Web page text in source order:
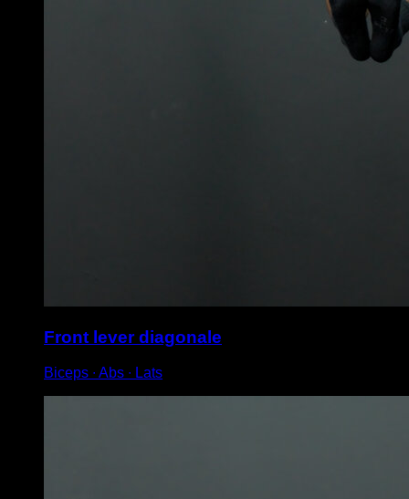
Front lever diagonale
Biceps ∙ Abs ∙ Lats